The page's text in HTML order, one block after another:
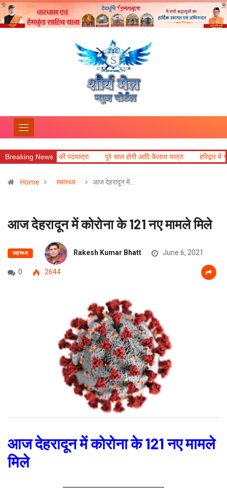
Breaking News
की पदयात्रा पूरे साल होगी आदि कैलास यात्रा हरिद्वार में गंगा उफान पर,
Home स्वास्थ्य आज देहरादून में…
आज देहरादून में कोरोना के 121 नए मामले मिले
स्वास्थ्य Rakesh Kumar Bhatt June 6, 2021
0 2644
आज देहरादून में कोरोना के 121 नए मामले
मिले